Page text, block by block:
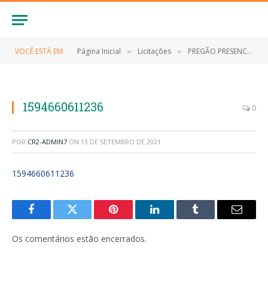
VOCÊ ESTÁ EM: Página Inicial » Licitações » PREGÃO PRESENCIAL Nº 005/2020 (CONTRATAÇÃO DE EMPRESA PARA MINISTRAR CURSOS PROFISSIONALIZANTES)
1594660611236 0
POR CR2-ADMIN7 ON 13 DE SETEMBRO DE 2021
1594660611236
FacebookTwitter Pinterest LinkedInTumblr
E-
Os comentários estão encerrados.